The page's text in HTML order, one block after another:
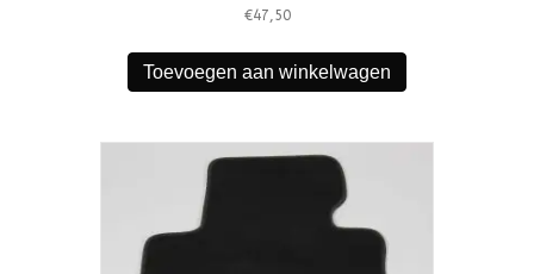
€47,50
Toevoegen aan winkelwagen